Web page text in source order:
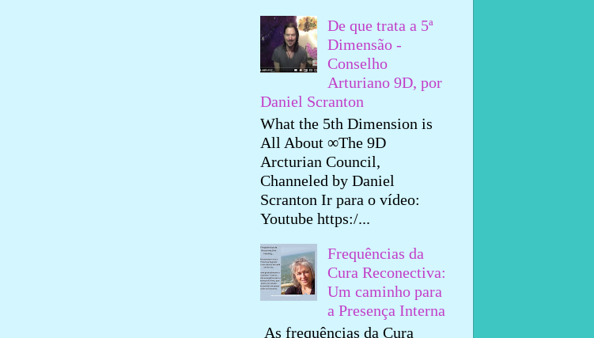
De que trata a 5ª
Dimensão -
Conselho
Arturiano 9D, por
Daniel Scranton
What the 5th Dimension is
All About ∞The 9D
Arcturian Council,
Channeled by Daniel
Scranton Ir para o vídeo:
Youtube https:/...
Frequências da
Cura Reconectiva:
Um caminho para
a Presença Interna
As frequências da Cura